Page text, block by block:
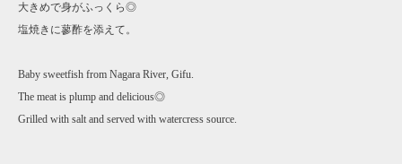
大きめで身がふっくら◎
塩焼きに蓼酢を添えて。
Baby sweetfish from Nagara River, Gifu.
The meat is plump and delicious◎
Grilled with salt and served with watercress source.